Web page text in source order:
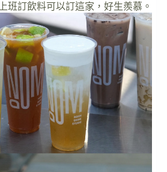
班訂飲料可以訂這家，好生羨慕。